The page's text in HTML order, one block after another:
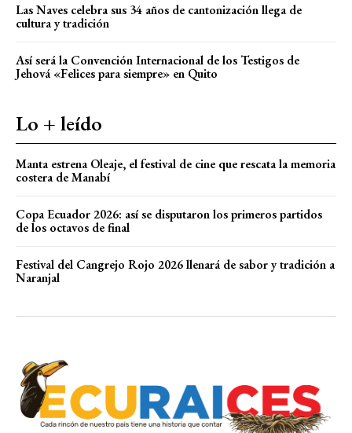
Las Naves celebra sus 34 años de cantonización llega de
cultura y tradición
Así será la Convención Internacional de los Testigos de
Jehová «Felices para siempre» en Quito
Lo + leído
Manta estrena Oleaje, el festival de cine que rescata la memoria
costera de Manabí
Copa Ecuador 2026: así se disputaron los primeros partidos
de los octavos de final
Festival del Cangrejo Rojo 2026 llenará de sabor y tradición a
Naranjal